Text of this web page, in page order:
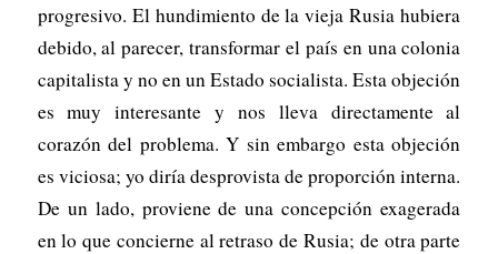
progresivo. El hundimiento de la vieja Rusia hubiera
debido, al parecer, transformar el país en una colonia
capitalista y no en un Estado socialista. Esta objeción
es muy interesante y nos lleva directamente al
corazón del problema. Y sin embargo esta objeción
es viciosa; yo diría desprovista de proporción interna.
De un lado, proviene de una concepción exagerada
en lo que concierne al retraso de Rusia; de otra parte